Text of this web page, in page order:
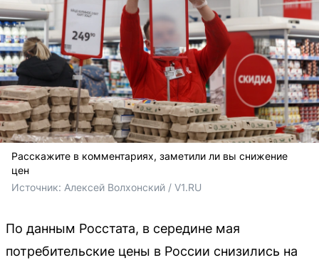
Расскажите в комментариях, заметили ли вы снижение
цен
Источник: Алексей Волхонский / V1.RU
По данным Росстата, в середине мая
потребительские цены в России снизились на